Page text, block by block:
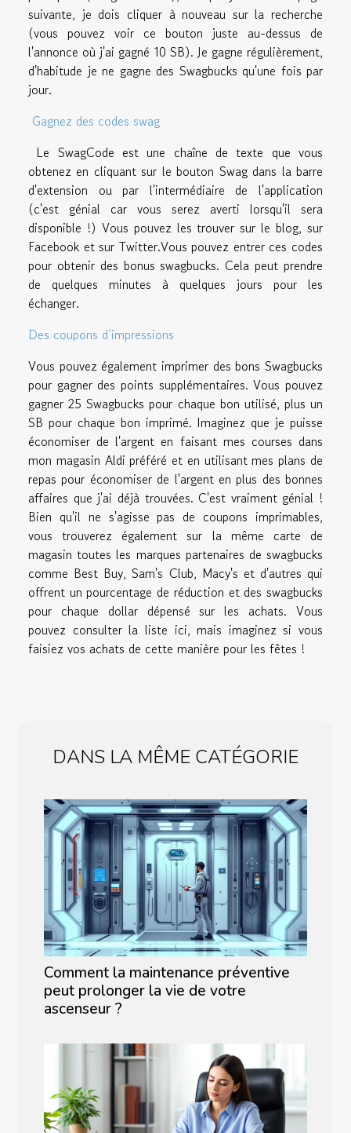
suivante, je dois cliquer à nouveau sur la recherche
(vous pouvez voir ce bouton juste au-dessus de
l'annonce où j'ai gagné 10 SB). Je gagne régulièrement,
d'habitude je ne gagne des Swagbucks qu'une fois par
jour.
Gagnez des codes swag
Le SwagCode est une chaîne de texte que vous
obtenez en cliquant sur le bouton Swag dans la barre
d'extension ou par l'intermédiaire de l'application
(c'est génial car vous serez averti lorsqu'il sera
disponible !) Vous pouvez les trouver sur le blog, sur
Facebook et sur Twitter.Vous pouvez entrer ces codes
pour obtenir des bonus swagbucks. Cela peut prendre
de quelques minutes à quelques jours pour les
échanger.
Des coupons d’impressions
Vous pouvez également imprimer des bons Swagbucks
pour gagner des points supplémentaires. Vous pouvez
gagner 25 Swagbucks pour chaque bon utilisé, plus un
SB pour chaque bon imprimé. Imaginez que je puisse
économiser de l'argent en faisant mes courses dans
mon magasin Aldi préféré et en utilisant mes plans de
repas pour économiser de l'argent en plus des bonnes
affaires que j'ai déjà trouvées. C'est vraiment génial !
Bien qu'il ne s'agisse pas de coupons imprimables,
vous trouverez également sur la même carte de
magasin toutes les marques partenaires de swagbucks
comme Best Buy, Sam's Club, Macy's et d'autres qui
offrent un pourcentage de réduction et des swagbucks
pour chaque dollar dépensé sur les achats. Vous
pouvez consulter la liste ici, mais imaginez si vous
faisiez vos achats de cette manière pour les fêtes !
DANS LA MÊME CATÉGORIE
Comment la maintenance préventive
peut prolonger la vie de votre
ascenseur ?